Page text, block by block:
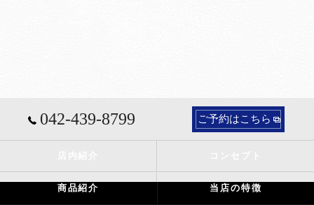
042-439-8799 ご予約はこちら
商品紹介 当店の特徴